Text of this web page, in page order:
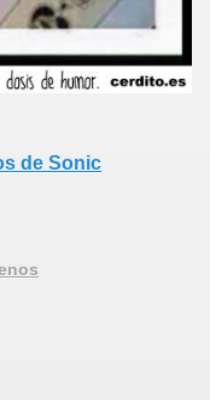
de Sonic